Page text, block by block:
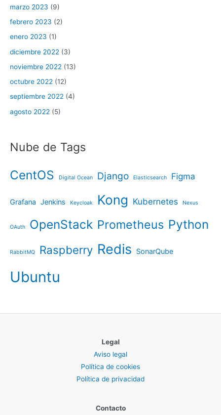
marzo 2023 (9)
febrero 2023 (2)
enero 2023 (1)
diciembre 2022 (3)
noviembre 2022 (13)
octubre 2022 (12)
septiembre 2022 (4)
agosto 2022 (5)
Nube de Tags
CentOS Digital Ocean Django Elasticsearch Figma
Grafana Jenkins Keycloak Kong Kubernetes Nexus
OAuth OpenStack Prometheus Python
RabbitMQ Raspberry Redis SonarQube
Ubuntu
Legal
Aviso legal
Política de cookies
Política de privacidad
Contacto